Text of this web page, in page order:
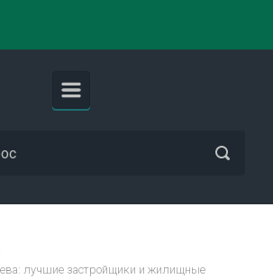
лучшие застройщики и жилищные